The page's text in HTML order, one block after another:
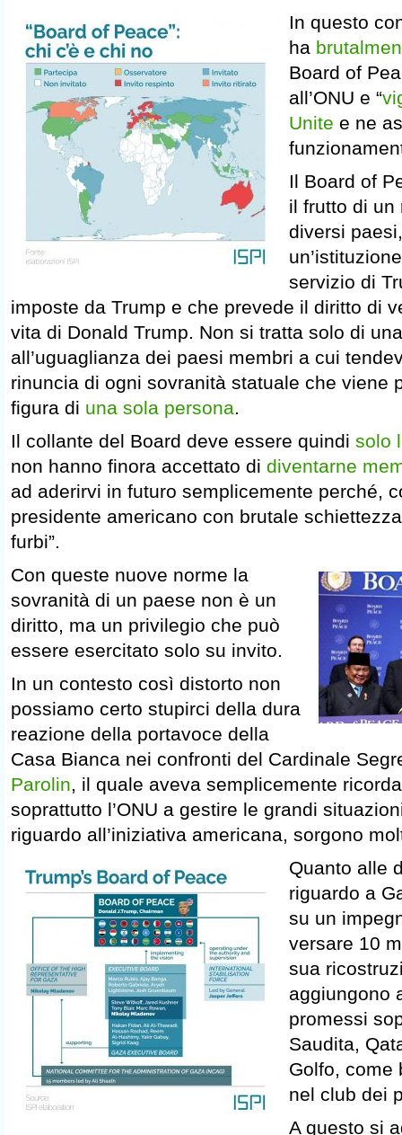
In questo
ha
Board of
all’ONU e “
Unite e ne
Il Board of
il frutto di un
diversi
servizio di
imposte da Trump e che prevede il diritto di
vita di Donald Trump. Non si tratta solo di
all’uguaglianza dei paesi membri a cui
rinuncia di ogni sovranità statuale che viene
figura di una sola persona.
Il collante del Board deve essere quindi solo
non hanno finora accettato di diventarne
ad aderirvi in futuro semplicemente perché,
presidente americano con brutale
furbi”.
Con queste nuove norme la
sovranità di un paese non è un
diritto, ma un privilegio che può
essere esercitato solo su invito.
In un contesto così distorto non
possiamo certo stupirci della dura
reazione della portavoce della
Casa Bianca nei confronti del Cardinale
Parolin, il quale aveva semplicemente
soprattutto l’ONU a gestire le grandi
riguardo all’iniziativa americana, sorgono
Quanto alle
riguardo a
su un
versare 10
sua
aggiungono
promessi
Saudita,
Golfo, come
nel club dei
A questo si